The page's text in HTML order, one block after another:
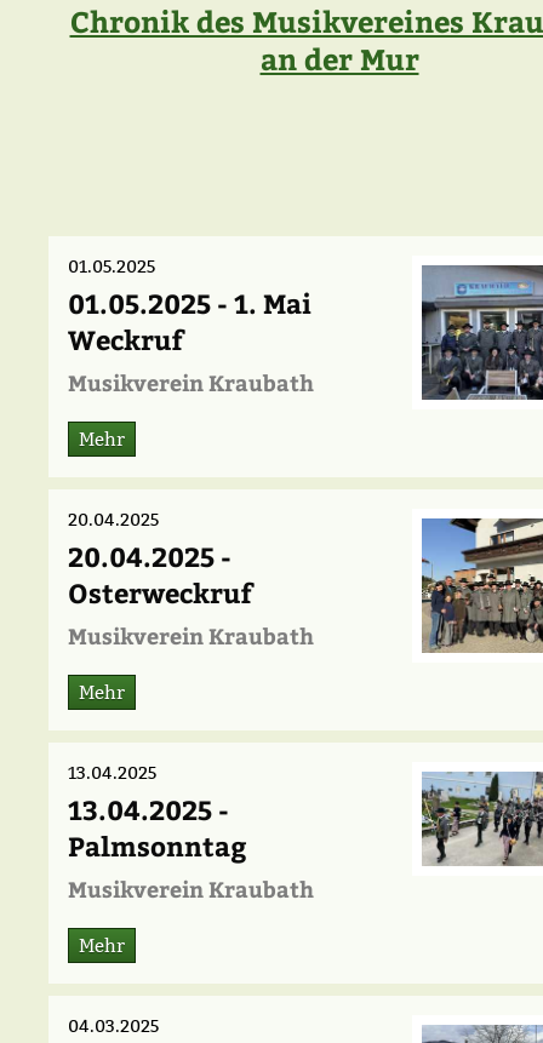
Chronik des Musikvereines
an der Mur
01.05.2025
01.05.2025 - 1. Mai
Weckruf
Musikverein Kraubath
Mehr
20.04.2025
20.04.2025 -
Osterweckruf
Musikverein Kraubath
Mehr
13.04.2025
13.04.2025 -
Palmsonntag
Musikverein Kraubath
Mehr
04.03.2025